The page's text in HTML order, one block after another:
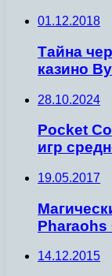
01.12.2018
Тайна
казино
28.10.2024
Pocket
игр
19.05.2017
Pharaohs
14.12.2015